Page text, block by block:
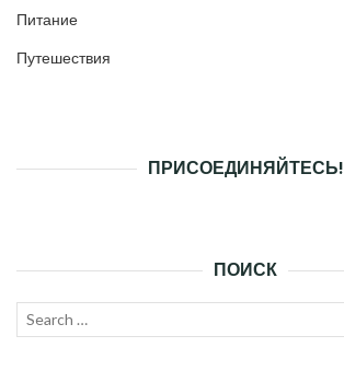
Питание
Путешествия
ПРИСОЕДИНЯЙТЕСЬ!
ПОИСК
Search